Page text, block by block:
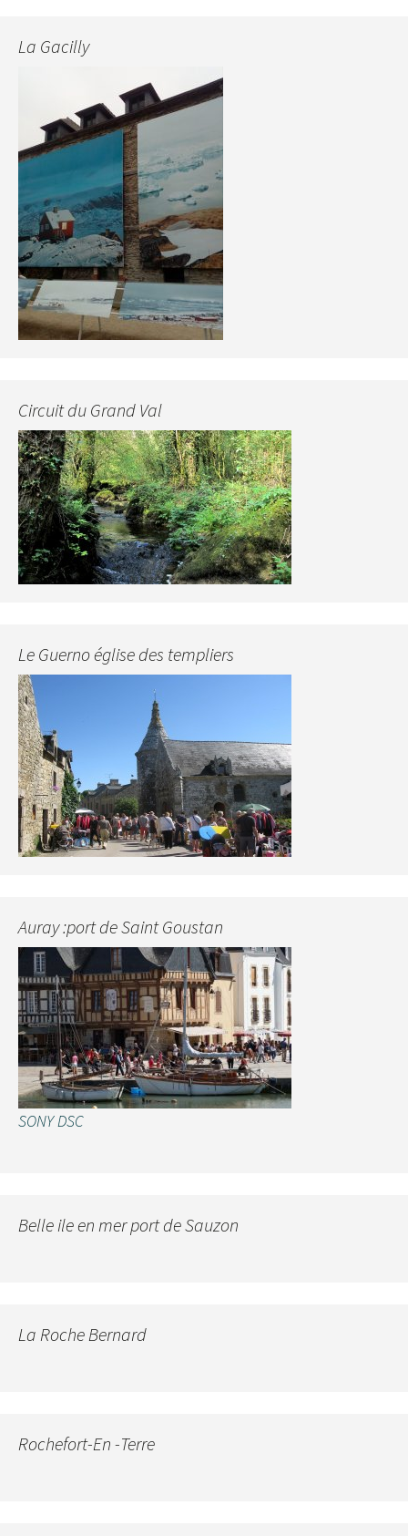
La Gacilly
Circuit du Grand Val
Le Guerno église des templiers
Auray :port de Saint Goustan
SONY DSC
Belle ile en mer port de Sauzon
La Roche Bernard
Rochefort-En -Terre